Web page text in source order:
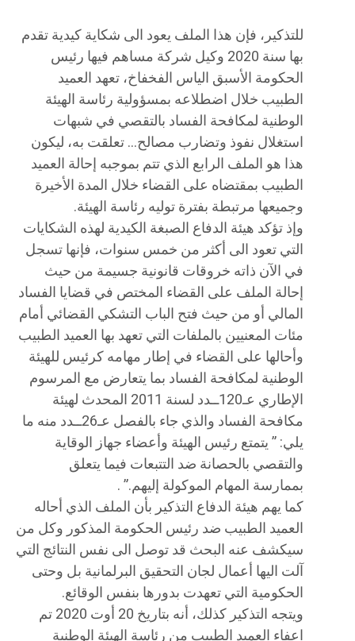
للتذكير، فإن هذا الملف يعود الى شكاية كيدية تقدم
بها سنة 2020 وكيل شركة مساهم فيها رئيس
الحكومة الأسبق الياس الفخفاخ، تعهد العميد
الطبيب خلال اضطلاعه بمسؤولية رئاسة الهيئة
الوطنية لمكافحة الفساد بالتقصي في شبهات
استغلال نفوذ وتضارب مصالح… تعلقت به، ليكون
هذا هو الملف الرابع الذي تتم بموجبه إحالة العميد
الطبيب بمقتضاه على القضاء خلال المدة الأخيرة
وجميعها مرتبطة بفترة توليه رئاسة الهيئة.
وإذ تؤكد هيئة الدفاع الصبغة الكيدية لهذه الشكايات
التي تعود الى أكثر من خمس سنوات، فإنها تسجل
في الآن ذاته خروقات قانونية جسيمة من حيث
إحالة الملف على القضاء المختص في قضايا الفساد
المالي أو من حيث فتح الباب التشكي القضائي أمام
مئات المعنيين بالملفات التي تعهد بها العميد الطبيب
وأحالها على القضاء في إطار مهامه كرئيس للهيئة
الوطنية لمكافحة الفساد بما يتعارض مع المرسوم
الإطاري عـ120ــدد لسنة 2011 المحدث لهيئة
مكافحة الفساد والذي جاء بالفصل عـ26ــدد منه ما
يلي: ” يتمتع رئيس الهيئة وأعضاء جهاز الوقاية
والتقصي بالحصانة ضد التتبعات فيما يتعلق
بممارسة المهام الموكولة إليهم.” .
كما يهم هيئة الدفاع التذكير بأن الملف الذي أحاله
العميد الطبيب ضد رئيس الحكومة المذكور وكل من
سيكشف عنه البحث قد توصل الى نفس النتائج التي
آلت اليها أعمال لجان التحقيق البرلمانية بل وحتى
الحكومية التي تعهدت بدورها بنفس الوقائع.
ويتجه التذكير كذلك، أنه بتاريخ 20 أوت 2020 تم
اعفاء العميد الطبيب من رئاسة الهيئة الوطنية